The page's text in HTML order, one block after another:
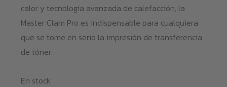
calor y tecnología avanzada de calefacción, la
Master Clam Pro es indispensable para cualquiera
que se tome en serio la impresión de transferencia
de tóner.
En stock